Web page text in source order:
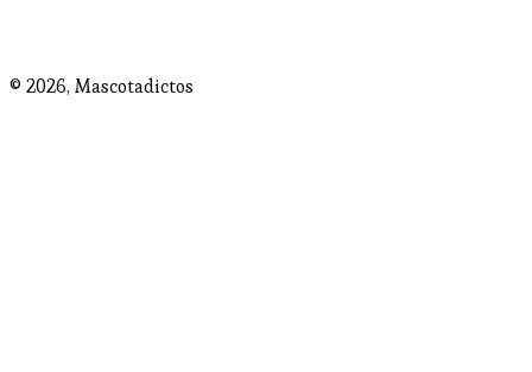
© 2026, Mascotadictos